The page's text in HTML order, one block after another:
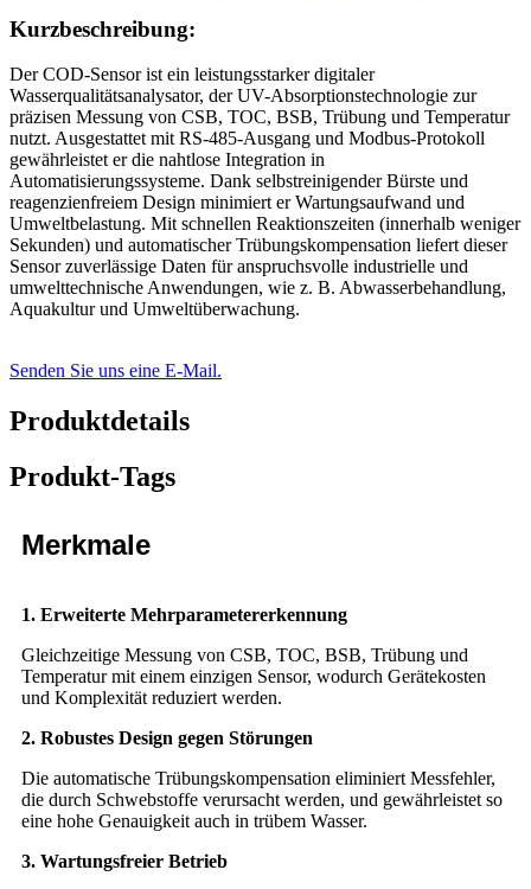
Kurzbeschreibung:
Der COD-Sensor ist ein leistungsstarker digitaler
Wasserqualitätsanalysator, der UV-Absorptionstechnologie zur
präzisen Messung von CSB, TOC, BSB, Trübung und Temperatur
nutzt. Ausgestattet mit RS-485-Ausgang und Modbus-Protokoll
gewährleistet er die nahtlose Integration in
Automatisierungssysteme. Dank selbstreinigender Bürste und
reagenzienfreiem Design minimiert er Wartungsaufwand und
Umweltbelastung. Mit schnellen Reaktionszeiten (innerhalb weniger
Sekunden) und automatischer Trübungskompensation liefert dieser
Sensor zuverlässige Daten für anspruchsvolle industrielle und
umwelttechnische Anwendungen, wie z. B. Abwasserbehandlung,
Aquakultur und Umweltüberwachung.
Senden Sie uns eine E-Mail.
Produktdetails
Produkt-Tags
Merkmale
1. Erweiterte Mehrparametererkennung
Gleichzeitige Messung von CSB, TOC, BSB, Trübung und
Temperatur mit einem einzigen Sensor, wodurch Gerätekosten
und Komplexität reduziert werden.
2. Robustes Design gegen Störungen
Die automatische Trübungskompensation eliminiert Messfehler,
die durch Schwebstoffe verursacht werden, und gewährleistet so
eine hohe Genauigkeit auch in trübem Wasser.
3. Wartungsfreier Betrieb